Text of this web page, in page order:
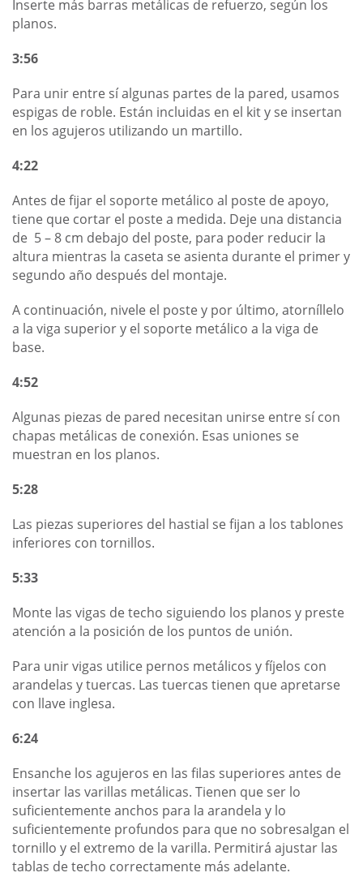
Inserte más barras metálicas de refuerzo, según los
planos.
3:56
Para unir entre sí algunas partes de la pared, usamos
espigas de roble. Están incluidas en el kit y se insertan
en los agujeros utilizando un martillo.
4:22
Antes de fijar el soporte metálico al poste de apoyo,
tiene que cortar el poste a medida. Deje una distancia
de 5 – 8 cm debajo del poste, para poder reducir la
altura mientras la caseta se asienta durante el primer y
segundo año después del montaje.
A continuación, nivele el poste y por último, atorníllelo
a la viga superior y el soporte metálico a la viga de
base.
4:52
Algunas piezas de pared necesitan unirse entre sí con
chapas metálicas de conexión. Esas uniones se
muestran en los planos.
5:28
Las piezas superiores del hastial se fijan a los tablones
inferiores con tornillos.
5:33
Monte las vigas de techo siguiendo los planos y preste
atención a la posición de los puntos de unión.
Para unir vigas utilice pernos metálicos y fíjelos con
arandelas y tuercas. Las tuercas tienen que apretarse
con llave inglesa.
6:24
Ensanche los agujeros en las filas superiores antes de
insertar las varillas metálicas. Tienen que ser lo
suficientemente anchos para la arandela y lo
suficientemente profundos para que no sobresalgan el
tornillo y el extremo de la varilla. Permitirá ajustar las
tablas de techo correctamente más adelante.